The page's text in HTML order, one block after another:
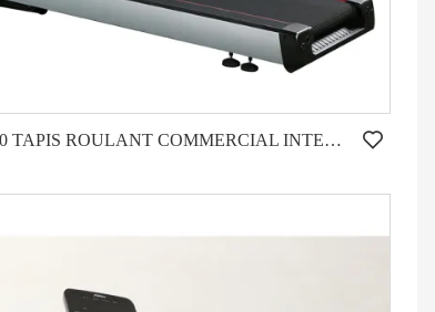
HC-8000 TAPIS ROULANT COMMERCIAL INTENSIF